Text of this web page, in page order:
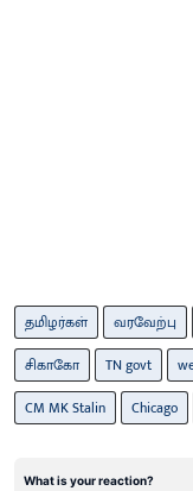
தமிழர்கள் வரவேற்பு
சிகாகோ
TN govt
CM MK Stalin
Chicago